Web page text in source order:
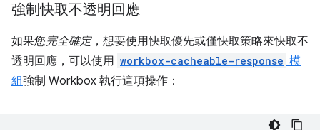
強制快取不透明回應
如果您完全確定，想要使用快取優先或僅快取策略來快取不
透明回應，可以使用 workbox-cacheable-response 模
組強制 Workbox 執行這項操作：